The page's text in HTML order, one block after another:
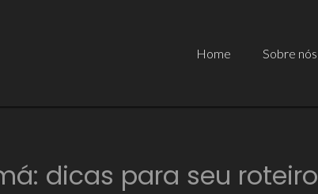
Home Sobre nós
dicas para seu roteiro